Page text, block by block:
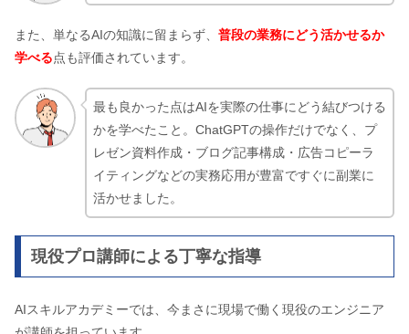
また、単なるAIの知識に留まらず、 普段の業務にどう活かせるか
学べる点も評価されています。
最も良かった点はAIを実際の仕事にどう結びつける
かを学べたこと。ChatGPTの操作だけでなく、プ
レゼン資料作成・ブログ記事構成・広告コピーラ
イティングなどの実務応用が豊富ですぐに副業に
活かせました。
現役プロ講師による丁寧な指導
AIスキルアカデミーでは、今まさに現場で働く現役のエンジニア